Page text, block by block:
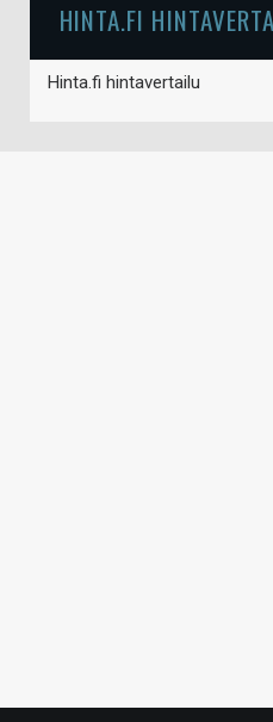
HINTA.FI
Hinta.fi hintavertailu